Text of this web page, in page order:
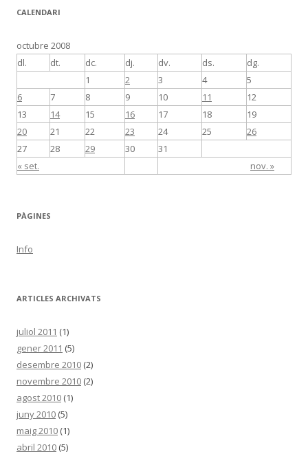
CALENDARI
octubre 2008
dl.
dt. dc. dj. dv. ds. dg.
« set. nov. »
1 2 3 4
5
6
7 8 9 10 11
12
13
14 15 16 17 18
19
20
21 22 23 24 25
26
27
28 29 30 31
PÀGINES
Info
ARTICLES ARCHIVATS
juliol 2011 (1)
gener 2011 (5)
desembre 2010 (2)
novembre 2010 (2)
agost 2010 (1)
juny 2010 (5)
maig 2010 (1)
abril 2010 (5)